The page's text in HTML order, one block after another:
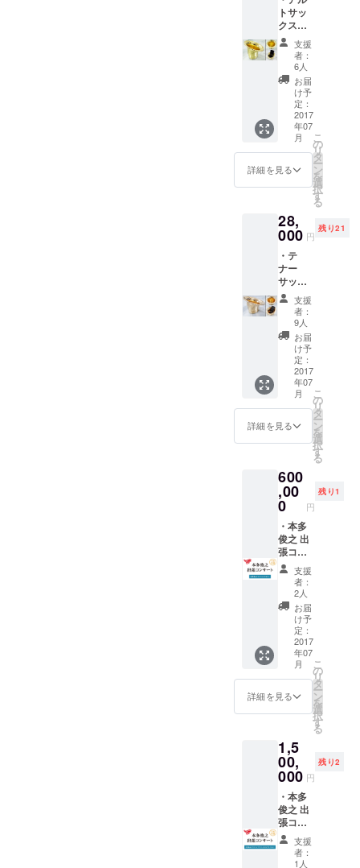
ます。
印刷ス
ケ
ジュー
ルの関
係上、
お名前
を掲載
するこ
とがで
きませ
んので
ご了承
「DINO
SAX」
本多俊
之 直筆
サイン
入り ス
コア集
アルバ
ムに収
録され
る全11
曲のス
コア
楽譜集
です。
（※パー
ト譜は
付いて
おりま
せ
ん。）
・アル
バム発
売記念T
シャツ
アルバ
ムジャ
ケット
で、本
多俊之
ているT
を再現
したデ
ザイン
です。
サイズ
は、S・
M・L・
XLから
お選び
いただ
けま
す。 ご
支援い
ただく
際のコ
メント
欄に、
ご希望
くださ
い。 ・
アルバ
ム発売
記念ロ
ゴ入り
トート
バッグ
サイ
ズ：約
トサッ
クスか
ら作ら
れた小
物入れ
サクソ
フォン
メー
カー柳
澤管楽
器によ
る特別
加工品
です。
本物の
（アル
トサッ
クス）
を加工
して作
られて
いま
す。 ※
製作過
程にお
いて、
不具合
等で製
品化で
きな
かった
サック
部分を
カット
し、加
工を施
して、
小物入
れとし
て復活
させま
した。
※製品の
性質
上、若
干の傷
やへこ
みがあ
る場合
があり
※胴体部
手彫り
の装飾
の有無
による
違いが
ありま
す。お
選びい
ただく
ことは
支援
者：
6人
お届
け予
定：
2017
年07
月
詳細を見る
こ
の
リ
タ
ー
ン
を
選
択
す
る
28,
000 円
残り21
・テ
ナー
サック
スから
作られ
た小物
入れ サ
クソ
フォン
メー
カー柳
澤管楽
器によ
る特別
加工品
です。
楽器
（テ
ナー
サック
ス）を
加工し
て作ら
れてい
ます。
※製作過
程にお
いて、
不具合
等で製
品化で
きな
かった
サック
スの部
品から
部分を
カット
し、加
工を施
して、
小物入
れとし
て復活
させま
した。
支援
者：
9人
お届
け予
定：
2017
年07
月
詳細を見る
こ
の
リ
タ
ー
ン
を
選
択
す
る
600
,00
0 円
残り1
・本多
俊之 出
張コン
サート
編成：
本多俊
之
（サッ
クス）
＋ピア
俊之氏
が、日
本全国
どこへ
でも出
サート
をいた
しま
す。 プ
ライ
ベート
コン
サート
でも構
いませ
支援
者：
2人
お届
け予
定：
2017
年07
月
詳細を見る
こ
の
リ
タ
ー
ン
を
選
択
す
る
1,5
00,
000 円
残り2
・本多
俊之 出
張コン
サート
編成：
本多俊
支援
者：
1人